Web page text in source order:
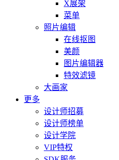
X展架
菜单
照片编辑
在线抠图
美颜
图片编辑器
特效滤镜
大画家
更多
设计师招募
设计师榜单
设计学院
VIP特权